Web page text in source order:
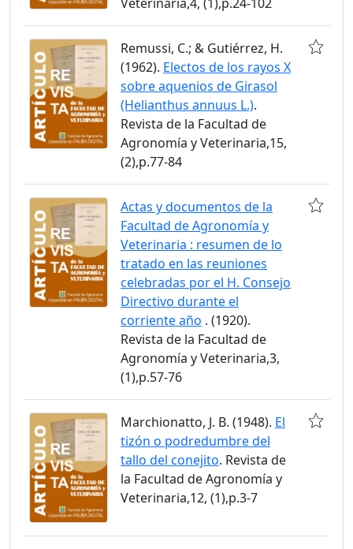
Remussi, C.; & Gutiérrez, H.
(1962). Electos de los rayos X
sobre aquenios de Girasol
(Helianthus annuus L.).
Revista de la Facultad de
Agronomía y Veterinaria,15,
(2),p.77-84
Actas y documentos de la
Facultad de Agronomía y
Veterinaria : resumen de lo
tratado en las reuniones
celebradas por el H. Consejo
Directivo durante el
corriente año . (1920).
Revista de la Facultad de
Agronomía y Veterinaria,3,
(1),p.57-76
Marchionatto, J. B. (1948). El
tizón o podredumbre del
tallo del conejito. Revista de
la Facultad de Agronomía y
Veterinaria,12, (1),p.3-7